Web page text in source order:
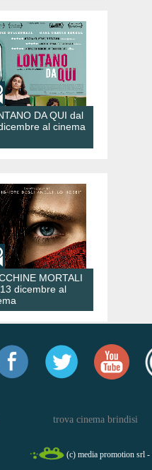
DA QUI dal
al cinema
MORTALI
dicembre al
trova cinema brindisi
(c) media promotion srl -